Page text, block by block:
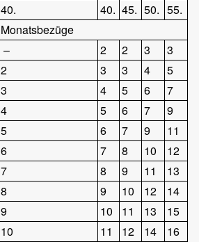
40.
40. 45. 50. 55.
Monatsbezüge
– 2 2 3
3
2 3 3 4
5
3 4 5 6
7
4 5 6 7
9
5 6 7 9
11
6 7 8 10
12
7 8 9 11
13
8 9 10 12
14
9 10 11 13
15
10 11 12 14
16